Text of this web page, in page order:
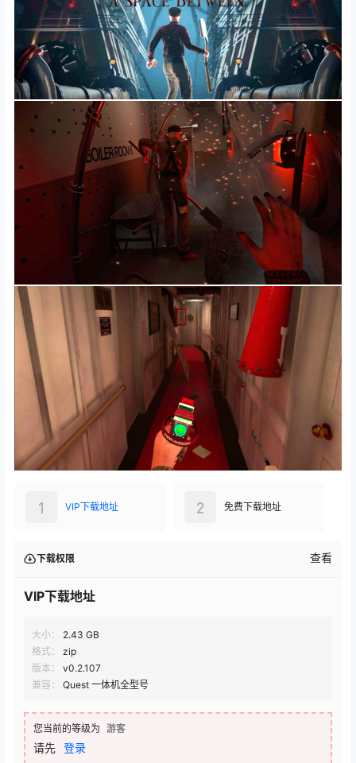
VIP下载地址
1 免费下载地址
2
下载权限 查看
VIP下载地址
大小：
2.43 GB
格式：
zip
版本：
v0.2.107
兼容：
Quest 一体机全型号
您当前的等级为 游客
请先 登录